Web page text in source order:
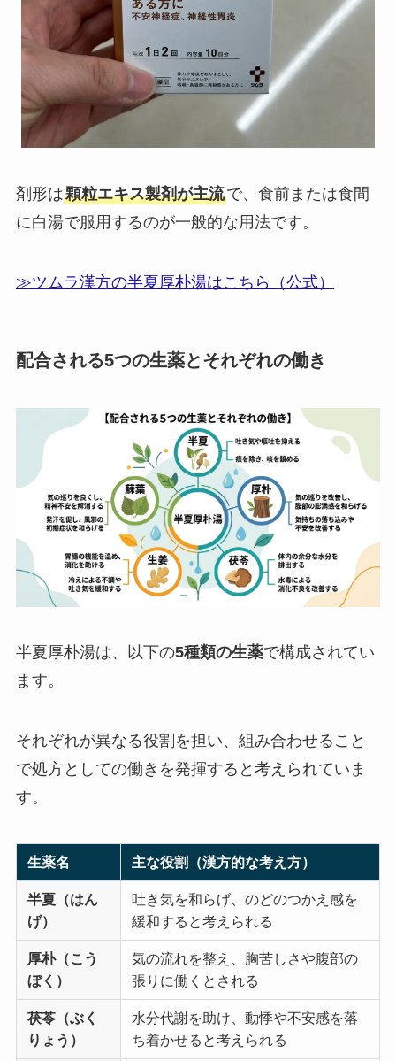
剤形は顆粒エキス製剤が主流で、食前または食間
に白湯で服用するのが一般的な用法です。
≫ツムラ漢方の半夏厚朴湯はこちら（公式）
配合される5つの生薬とそれぞれの働き
半夏厚朴湯は、以下の5種類の生薬で構成されてい
ます。
それぞれが異なる役割を担い、組み合わせること
で処方としての働きを発揮すると考えられていま
す。
生薬名 主な役割（漢方的な考え方）
半夏（はん
げ）
吐き気を和らげ、のどのつかえ感を
緩和すると考えられる
厚朴（こう
ぼく）
気の流れを整え、胸苦しさや腹部の
張りに働くとされる
茯苓（ぶく
りょう）
水分代謝を助け、動悸や不安感を落
ち着かせると考えられる